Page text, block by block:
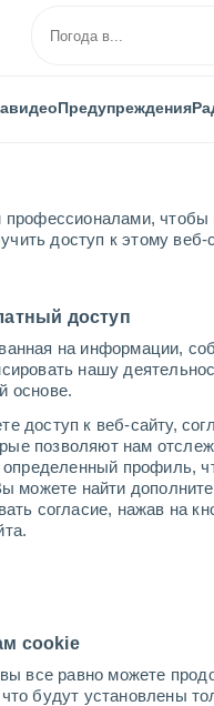
чтобы
доступ к этому
доступ
на информации,
нашу
основе.
доступ к веб-сайту,
позволяют нам
определенный профиль,
можете найти
согласие, нажав на
cookie
все равно можете
будут установлены
видеоПредупреждения
cегодня
7 Авг.
0 0 0